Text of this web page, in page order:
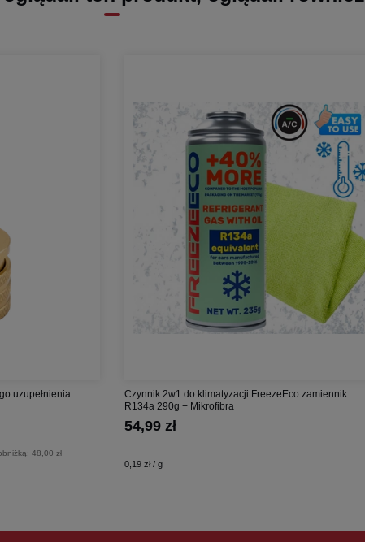
uzupełnienia
48,00 zł
Czynnik 2w1 do klimatyzacji FreezeEco zamiennik
R134a 290g + Mikrofibra
54,99 zł
0,19 zł / g